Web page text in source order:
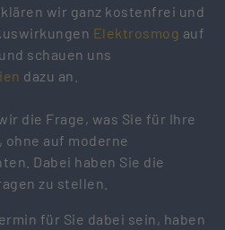
wir ganz kostenfrei und
Elektrosmog auf
schauen uns
dazu an.
die Frage, was Sie für Ihre
ohne auf moderne
Dabei haben Sie die
zu stellen.
für Sie dabei sein, haben